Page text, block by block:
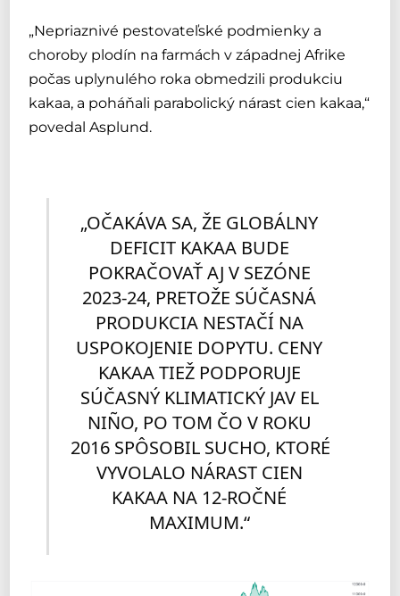
„Nepriaznivé pestovateľské podmienky a
choroby plodín na farmách v západnej Afrike
počas uplynulého roka obmedzili produkciu
kakaa, a poháňali parabolický nárast cien kakaa,“
povedal Asplund.
„OČAKÁVA SA, ŽE GLOBÁLNY
DEFICIT KAKAA BUDE
POKRAČOVAŤ AJ V SEZÓNE
2023-24, PRETOŽE SÚČASNÁ
PRODUKCIA NESTAČÍ NA
USPOKOJENIE DOPYTU. CENY
KAKAA TIEŽ PODPORUJE
SÚČASNÝ KLIMATICKÝ JAV EL
NIÑO, PO TOM ČO V ROKU
2016 SPÔSOBIL SUCHO, KTORÉ
VYVOLALO NÁRAST CIEN
KAKAA NA 12-ROČNÉ
MAXIMUM.“